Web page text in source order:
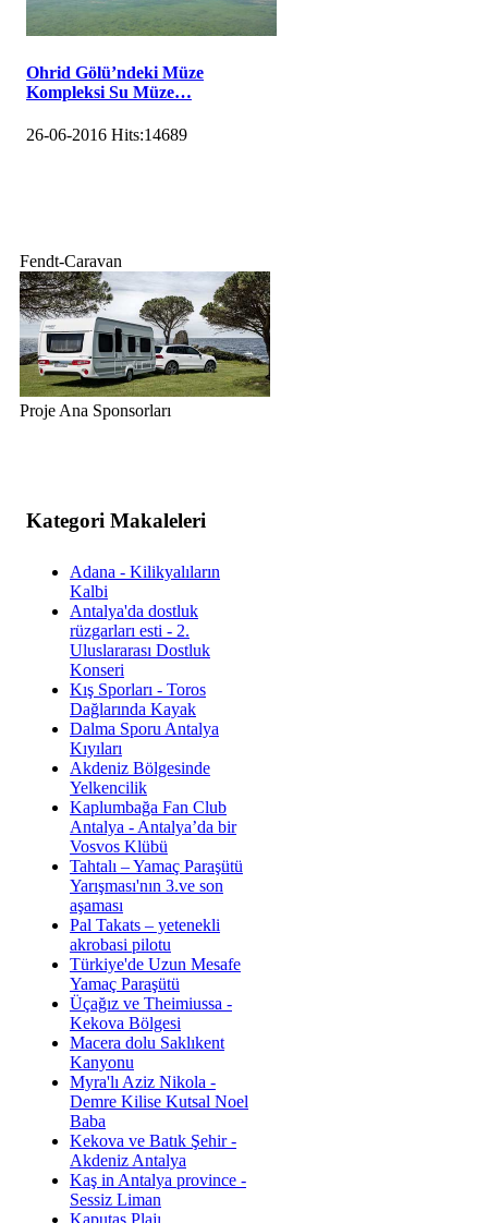
Ohrid Gölü’ndeki Müze
Kompleksi Su Müze…
26-06-2016 Hits:14689
Fendt-Caravan
Proje Ana Sponsorları
Kategori Makaleleri
Adana - Kilikyalıların
Kalbi
Antalya'da dostluk
rüzgarları esti - 2.
Uluslararası Dostluk
Konseri
Kış Sporları - Toros
Dağlarında Kayak
Dalma Sporu Antalya
Kıyıları
Akdeniz Bölgesinde
Yelkencilik
Kaplumbağa Fan Club
Antalya - Antalya’da bir
Vosvos Klübü
Tahtalı – Yamaç Paraşütü
Yarışması'nın 3.ve son
aşaması
Pal Takats – yetenekli
akrobasi pilotu
Türkiye'de Uzun Mesafe
Yamaç Paraşütü
Üçağız ve Theimiussa -
Kekova Bölgesi
Macera dolu Saklıkent
Kanyonu
Myra'lı Aziz Nikola -
Demre Kilise Kutsal Noel
Baba
Kekova ve Batık Şehir -
Akdeniz Antalya
Kaş in Antalya province -
Sessiz Liman
Kaputaş Plajı